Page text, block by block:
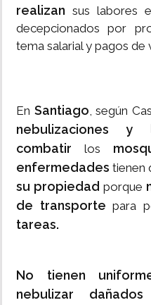
realizan sus labores
decepcionados por
tema salarial y pagos de
En Santiago, según
nebulizaciones
combatir los
enfermedades tienen
su propiedad porque
de transporte para
tareas.
No tienen
nebulizar dañados